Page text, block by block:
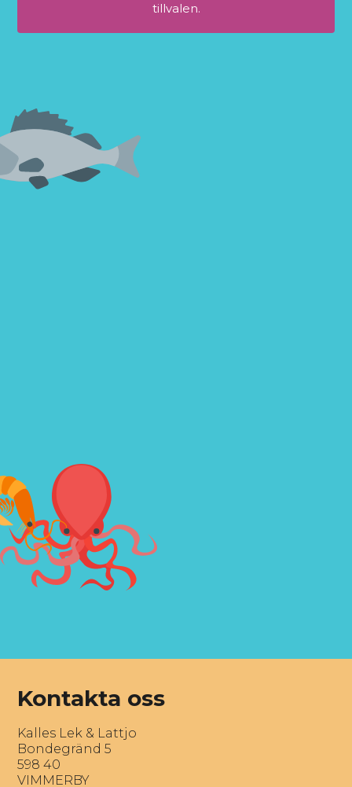
tillvalen.
Kontakta oss
Kalles Lek & Lattjo
Bondegränd 5
598 40
VIMMERBY